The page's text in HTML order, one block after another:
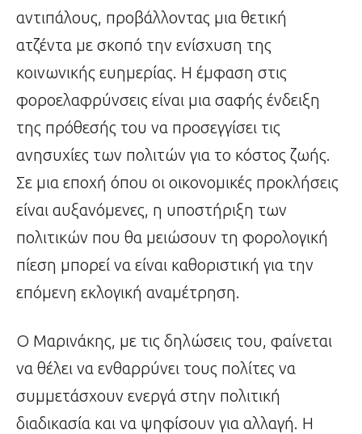
αντιπάλους, προβάλλοντας μια θετική
ατζέντα με σκοπό την ενίσχυση της
κοινωνικής ευημερίας. Η έμφαση στις
φοροελαφρύνσεις είναι μια σαφής ένδειξη
της πρόθεσής του να προσεγγίσει τις
ανησυχίες των πολιτών για το κόστος ζωής.
Σε μια εποχή όπου οι οικονομικές προκλήσεις
είναι αυξανόμενες, η υποστήριξη των
πολιτικών που θα μειώσουν τη φορολογική
πίεση μπορεί να είναι καθοριστική για την
επόμενη εκλογική αναμέτρηση.
Ο Μαρινάκης, με τις δηλώσεις του, φαίνεται
να θέλει να ενθαρρύνει τους πολίτες να
συμμετάσχουν ενεργά στην πολιτική
διαδικασία και να ψηφίσουν για αλλαγή. Η